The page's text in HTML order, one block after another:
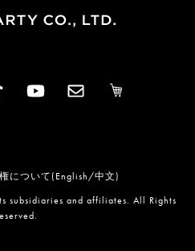
について(English/中文)
subsidiaries and affiliates. All Rights